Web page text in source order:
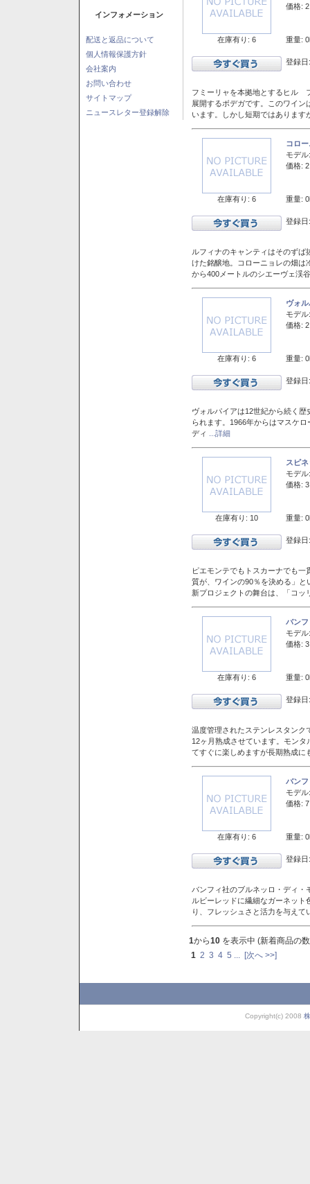
インフォメーション
配送と返品について
個人情報保護方針
会社案内
お問い合わせ
サイトマップ
ニュースレター登録解除
在庫有り: 6
価格:
重量:
登録
フミーリャを本拠地とするヒル
展開するボデガです。このワイ
います。しかし短期ではありま
在庫有り: 6
コロ
モデル:
価格:
重量:
登録
ルフィナのキャンティはそのず
けた銘醸地。コローニョレの畑は
から400メートルのシエーヴェ渓
在庫有り: 6
ヴォ
モデル:
価格:
重量:
登録
ヴォルパイアは12世紀から続く
られます。1966年からはマスケ
ディ
...詳細
在庫有り: 10
スピ
モデル:
価格:
重量:
登録
ピエモンテでもトスカーナでも
質が、ワインの90％を決める」
新プロジェクトの舞台は、「コ
在庫有り: 6
バン
モデル:
価格:
重量:
登録
温度管理されたステンレスタンク
12ヶ月熟成させています。モン
てすぐに楽しめますが長期熟成に
在庫有り: 6
バン
モデル:
価格:
重量:
登録
バンフィ社のブルネッロ・ディ
ルビーレッドに繊細なガーネッ
り、フレッシュさと活力を与え
1から10 を表示中 (新着商品の
1 2 3 4 5 [次へ >>]
Copyright(c) 2008